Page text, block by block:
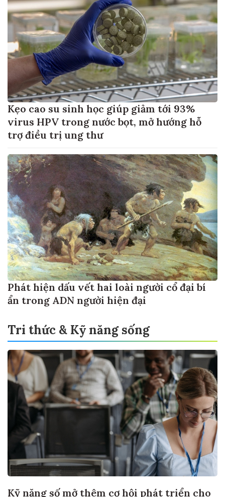
Kẹo cao su sinh học giúp giảm tới 93%
virus HPV trong nước bọt, mở hướng hỗ
trợ điều trị ung thư
Phát hiện dấu vết hai loài người cổ đại bí
ẩn trong ADN người hiện đại
Tri thức & Kỹ năng sống
Kỹ năng số mở thêm cơ hội phát triển cho